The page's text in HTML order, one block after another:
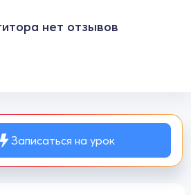
нет отзывов
Записаться на урок